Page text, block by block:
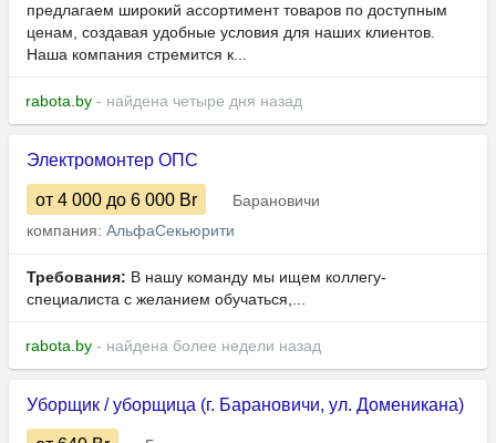
предлагаем широкий ассортимент товаров по доступным
ценам, создавая удобные условия для наших клиентов.
Наша компания стремится к...
rabota.by - найдена четыре дня назад
Электромонтер ОПС
от 4 000 до 6 000 Br
Барановичи
компания: АльфаСекьюрити
Требования: В нашу команду мы ищем коллегу-
специалиста с желанием обучаться,...
rabota.by - найдена более недели назад
Уборщик / уборщица (г. Барановичи, ул. Доменикана)